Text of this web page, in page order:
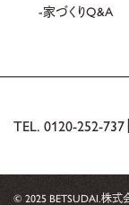
家づくりQ&A
TEL. 0120-252-737
© 2025 BETSUDAI.株式